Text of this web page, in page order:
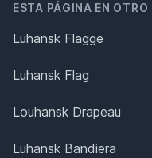
ESTA PÁGINA EN
Luhansk Flagge
Luhansk Flag
Louhansk Drapeau
Luhansk Bandiera